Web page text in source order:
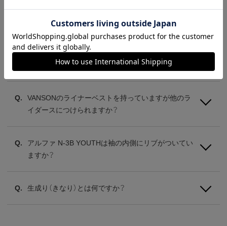
ショットの618と618SPの違いを教えて下さい
ショット215Dの裏地に“SCHOTT”ロゴが入っている
のを探してるんですがありますか？
VANSONのライナーベストを持っていますが他のラ
イダースにつけられますか？
アルファ N-3B YOUTHは袖の内側にリブがついてい
ますか？
生成り（きなり）とは何ですか？